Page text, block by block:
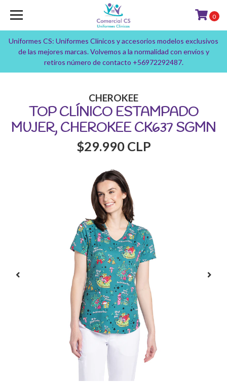
Uniformes CS: Uniformes Clínicos y accesorios modelos exclusivos
de las mejores marcas. Volvemos a la normalidad con envíos y
retiros número de contacto +56972292487.
0
CHEROKEE
TOP CLÍNICO ESTAMPADO
MUJER, CHEROKEE CK637 SGMN
$29.990 CLP